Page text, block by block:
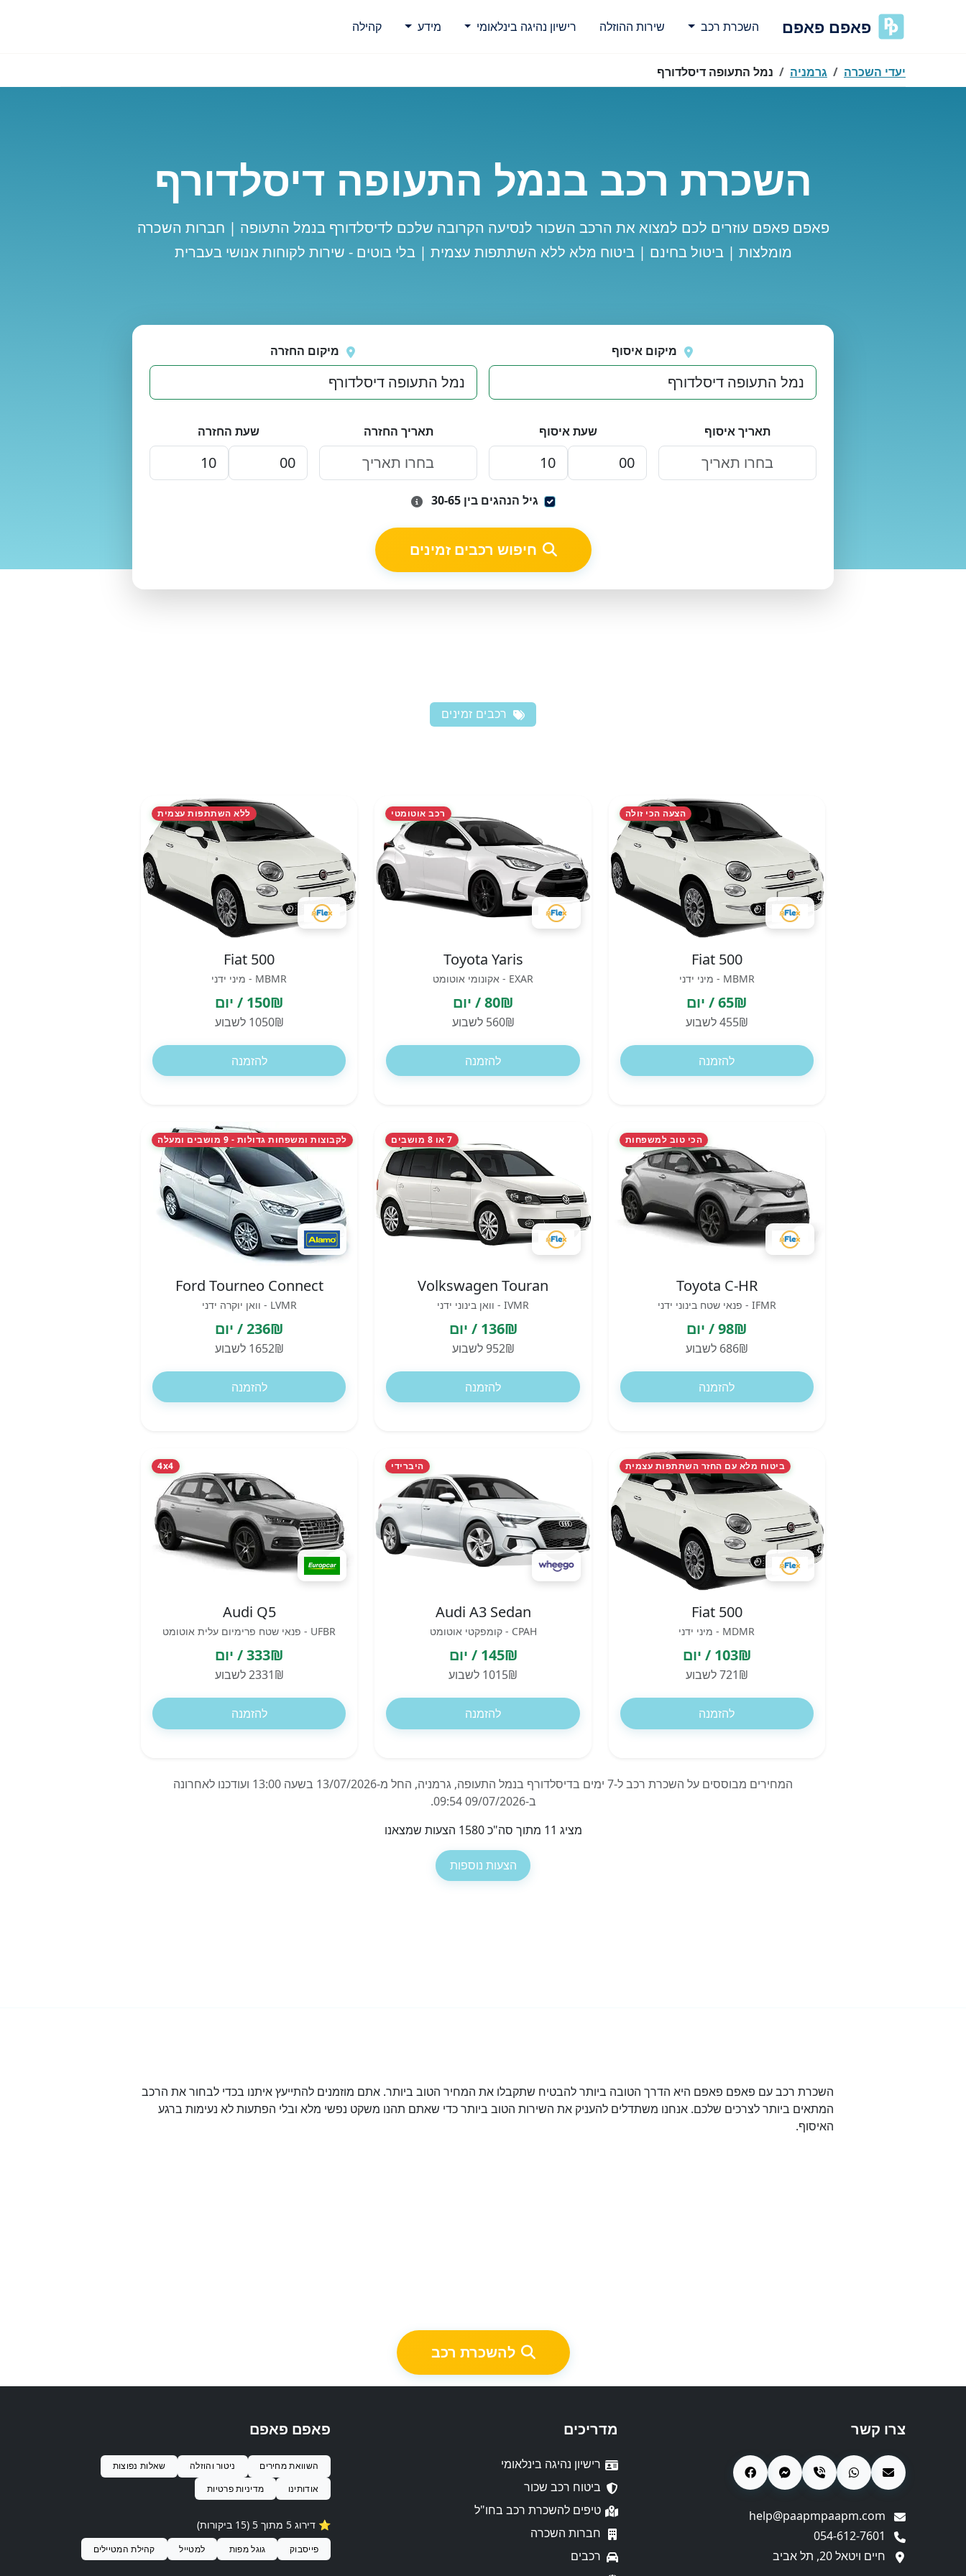
פאפם פאפם השכרת רכב שירות ההוזלה רישיון נהיגה בינלאומי מידע קהילה
יעדי השכרה גרמניה נמל התעופה דיסלדורף
השכרת רכב בנמל התעופה דיסלדורף
פאפם פאפם עוזרים לכם למצוא את הרכב השכור לנסיעה הקרובה שלכם לדיסלדורף בנמל התעופה | חברות השכרה
מומלצות | ביטול בחינם | ביטוח מלא ללא השתתפות עצמית | בלי בוטים - שירות לקוחות אנושי בעברית
מיקום איסוף מיקום החזרה
תאריך איסוף שעת איסוף תאריך החזרה שעת החזרה
גיל הנהגים בין 30-65
חיפוש רכבים זמינים
רכבים זמינים
הצעה הכי זולה
Fiat 500
MBMR - מיני ידני
65₪ / יום
455₪ לשבוע
להזמנה
רכב אוטומטי
Toyota Yaris
EXAR - אקונומי אוטומט
80₪ / יום
560₪ לשבוע
להזמנה
ללא השתתפות עצמית
Fiat 500
MBMR - מיני ידני
150₪ / יום
1050₪ לשבוע
להזמנה
הכי טוב למשפחות
Toyota C-HR
IFMR - פנאי שטח בינוני ידני
98₪ / יום
686₪ לשבוע
להזמנה
7 או 8 מושבים
Volkswagen Touran
IVMR - וואן בינוני ידני
136₪ / יום
952₪ לשבוע
להזמנה
לקבוצות ומשפחות גדולות - 9 מושבים ומעלה
Ford Tourneo Connect
LVMR - וואן יוקרה ידני
236₪ / יום
1652₪ לשבוע
להזמנה
ביטוח מלא עם החזר השתתפות עצמית
Fiat 500
MDMR - מיני ידני
103₪ / יום
721₪ לשבוע
להזמנה
היברידי
Audi A3 Sedan
CPAH - קומפקטי אוטומט
145₪ / יום
1015₪ לשבוע
להזמנה
4x4
Audi Q5
UFBR - פנאי שטח פרימיום עלית אוטומט
333₪ / יום
2331₪ לשבוע
להזמנה
המחירים מבוססים על השכרת רכב ל-7 ימים בדיסלדורף בנמל התעופה, גרמניה, החל מ-13/07/2026 בשעה 13:00 ועודכנו לאחרונה
ב-09/07/2026 09:54.
מציג 11 מתוך סה"כ 1580 הצעות שמצאנו
הצעות נוספות
השכרת רכב עם פאפם פאפם היא הדרך הטובה ביותר להבטיח שתקבלו את המחיר הטוב ביותר. אתם מוזמנים להתייעץ איתנו בכדי לבחור את הרכב
המתאים ביותר לצרכים שלכם. אנחנו משתדלים להעניק את השירות הטוב ביותר כדי שאתם תהנו משקט נפשי מלא ובלי הפתעות לא נעימות ברגע
האיסוף.
להשכרת רכב
צרו קשר
חיים ויטאל 20, תל אביב
מדריכים
רישיון נהיגה בינלאומי
ביטוח רכב שכור
טיפים להשכרת רכב בחו"ל
חברות השכרה
רכבים
פאפם פאפם
השוואת מחירים ניטור והוזלה
שאלות נפוצות
אודותינו
מדיניות פרטיות
⭐️ דירוג 5 מתוך 5 (15 ביקורות)
פייסבוק גוגל מפות למטייל קהילת המטיילים